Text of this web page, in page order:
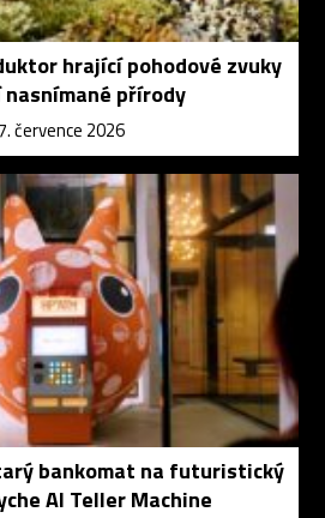
hrající pohodové zvuky
nasnímané přírody
července 2026
bankomat na futuristický
AI Teller Machine